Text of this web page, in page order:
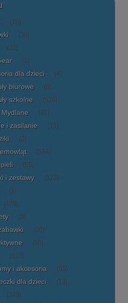
(15)
(39)
(32)
(1)
dla dzieci (4)
biurowe (0)
szkolne (526)
Mydlane (41)
i zasilanie (13)
(2)
(154)
(55)
i zestawy (173)
(1)
(478)
(8)
(36)
(66)
(323)
i akcesoria (53)
dla dzieci (13)
(349)